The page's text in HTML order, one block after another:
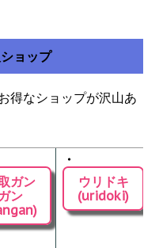
ョップ
得なショップが沢山あ
ガン
ン
・
ウリドキ
(uridoki)